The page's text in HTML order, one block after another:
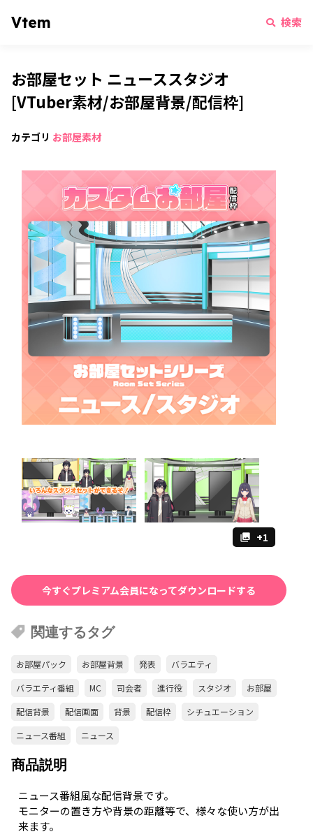
Vtem 検索
お部屋セット ニューススタジオ
[VTuber素材/お部屋背景/配信枠]
カテゴリ お部屋素材
collections +1
今すぐプレミアム会員になってダウンロードする
関連するタグ
お部屋パック お部屋背景 発表
バラエティ
バラエティ番組
MC 司会者 進行役 スタジオ
お部屋
配信背景
配信画面 背景 配信枠
シチュエーション
ニュース番組
ニュース
商品説明
ニュース番組風な配信背景です。
モニターの置き方や背景の距離等で、様々な使い方が出
来ます。